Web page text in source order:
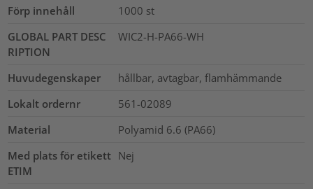
Förp innehåll
1000 st
GLOBAL PART DESC
RIPTION
WIC2-H-PA66-WH
Huvudegenskaper
hållbar, avtagbar, flamhämmande
Lokalt ordernr
561-02089
Material
Polyamid 6.6 (PA66)
Med plats för etikett
ETIM
Nej